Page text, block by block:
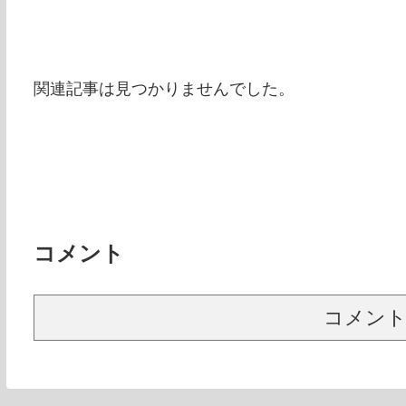
関連記事は見つかりませんでした。
コメント
コメン